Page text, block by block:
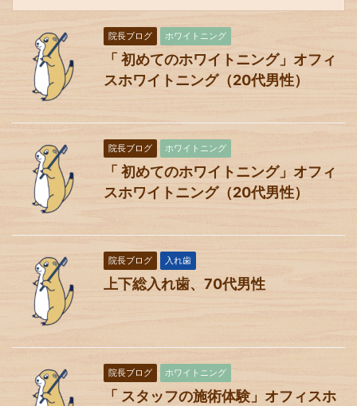
院長ブログ ホワイトニング
「 初めてのホワイトニング」オフィ
スホワイトニング（20代男性）
院長ブログ ホワイトニング
「 初めてのホワイトニング」オフィ
スホワイトニング（20代男性）
院長ブログ 入れ歯
上下総入れ歯、70代男性
院長ブログ ホワイトニング
「 スタッフの施術体験」オフィスホ